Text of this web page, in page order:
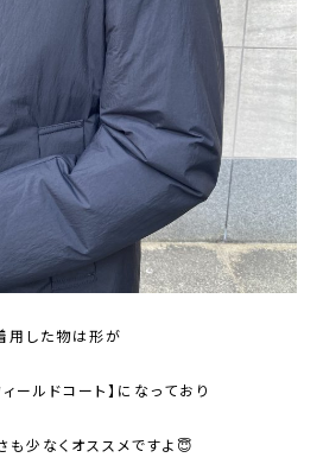
用した物は形が
ィールドコート】になっており
も少なくオススメですよ😇